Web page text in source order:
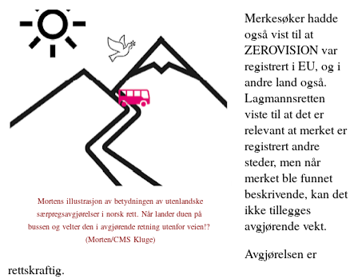
Mortens illustrasjon av betydningen av utenlandske
særpregsavgjørelser i norsk rett. Når lander duen på
bussen og velter den i avgjørende retning utenfor veien!?
(Morten/CMS Kluge)
Merkesøker hadde
også vist til at
ZEROVISION var
registrert i EU, og i
andre land også.
Lagmannsretten
viste til at det er
relevant at merket er
registrert andre
steder, men når
merket ble funnet
beskrivende, kan det
ikke tillegges
avgjørende vekt.
Avgjørelsen er
rettskraftig.